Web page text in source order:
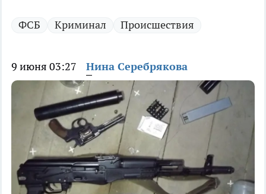
ФСБ Криминал Происшествия
9 июня 03:27 Нина Серебрякова